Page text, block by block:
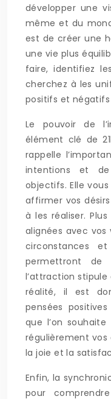
développer une
même et du
est de créer une
une vie plus
faire, identifiez
cherchez à les
positifs et
Le pouvoir de
élément clé de
rappelle
intentions et
objectifs. Elle
affirmer vos
à les réaliser.
alignées avec vos
circonstances
permettront de
l’attraction
réalité, il est
pensées
que l’on
régulièrement
la joie et la
Enfin, la
pour